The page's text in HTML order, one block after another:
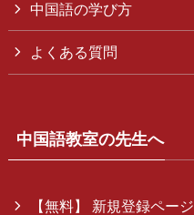
中国語の学び方
よくある質問
中国語教室の先生へ
【無料】 新規登録ページ